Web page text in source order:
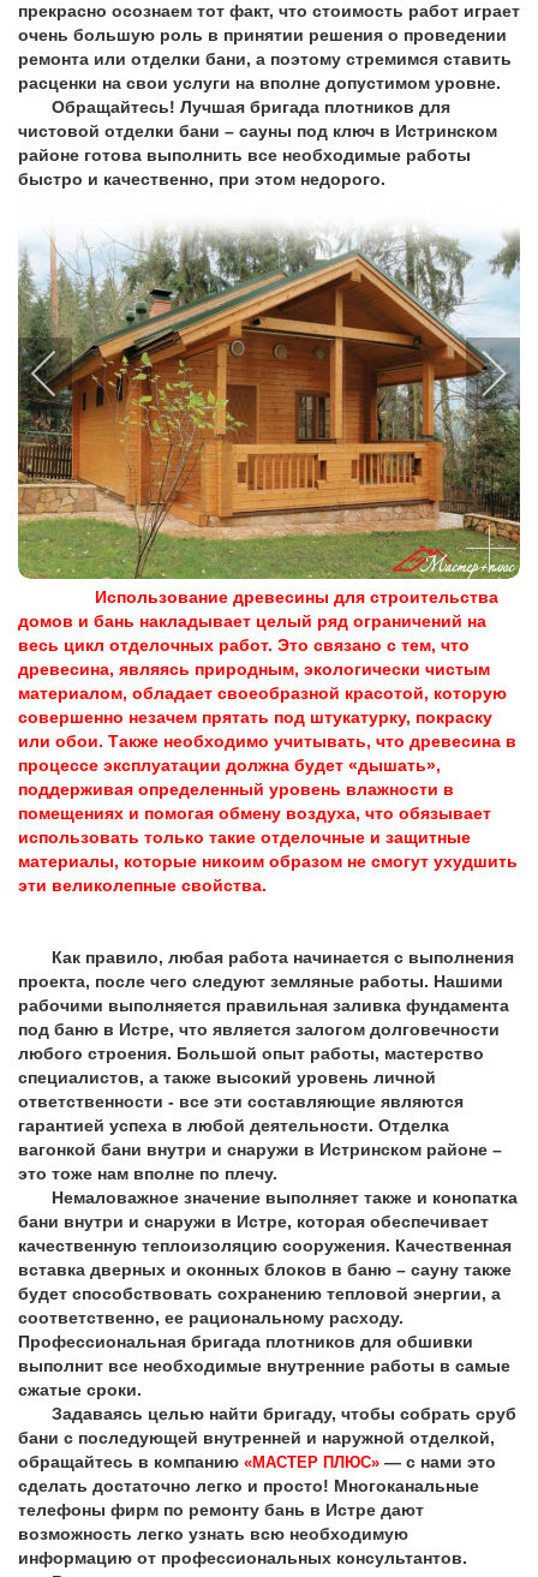
прекрасно осознаем тот факт, что стоимость работ играет
очень большую роль в принятии решения о проведении
ремонта или отделки бани, а поэтому стремимся ставить
расценки на свои услуги на вполне допустимом уровне.
Обращайтесь! Лучшая бригада плотников для
чистовой отделки бани – сауны под ключ в Истринском
районе готова выполнить все необходимые работы
быстро и качественно, при этом недорого.
Использование древесины для строительства
домов и бань накладывает целый ряд ограничений на
весь цикл отделочных работ. Это связано с тем, что
древесина, являясь природным, экологически чистым
материалом, обладает своеобразной красотой, которую
совершенно незачем прятать под штукатурку, покраску
или обои. Также необходимо учитывать, что древесина в
процессе эксплуатации должна будет «дышать»,
поддерживая определенный уровень влажности в
помещениях и помогая обмену воздуха, что обязывает
использовать только такие отделочные и защитные
материалы, которые никоим образом не смогут ухудшить
эти великолепные свойства.
Как правило, любая работа начинается с выполнения
проекта, после чего следуют земляные работы. Нашими
рабочими выполняется правильная заливка фундамента
под баню в Истре, что является залогом долговечности
любого строения. Большой опыт работы, мастерство
специалистов, а также высокий уровень личной
ответственности - все эти составляющие являются
гарантией успеха в любой деятельности. Отделка
вагонкой бани внутри и снаружи в Истринском районе –
это тоже нам вполне по плечу.
Немаловажное значение выполняет также и конопатка
бани внутри и снаружи в Истре, которая обеспечивает
качественную теплоизоляцию сооружения. Качественная
вставка дверных и оконных блоков в баню – сауну также
будет способствовать сохранению тепловой энергии, а
соответственно, ее рациональному расходу.
Профессиональная бригада плотников для обшивки
выполнит все необходимые внутренние работы в самые
сжатые сроки.
Задаваясь целью найти бригаду, чтобы собрать сруб
бани с последующей внутренней и наружной отделкой,
обращайтесь в компанию «МАСТЕР ПЛЮС» — с нами это
сделать достаточно легко и просто! Многоканальные
телефоны фирм по ремонту бань в Истре дают
возможность легко узнать всю необходимую
информацию от профессиональных консультантов.